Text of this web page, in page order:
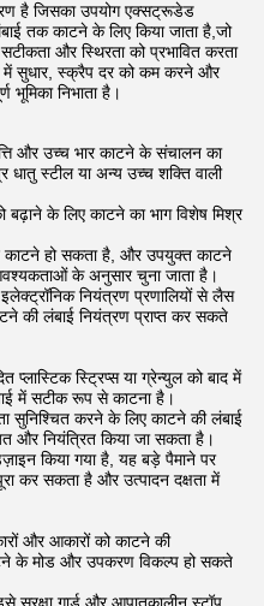
है जिसका उपयोग एक्सट्रूडेड
तक काटने के लिए किया जाता है,जो
और स्थिरता को प्रभावित करता
में सुधार, स्क्रैप दर को कम करने और
भूमिका निभाता है।
और उच्च भार काटने के संचालन का
धातु स्टील या अन्य उच्च शक्ति वाली
बढ़ाने के लिए काटने का भाग विशेष मिश्र
काटने हो सकता है, और उपयुक्त काटने
के अनुसार चुना जाता है।
नियंत्रण प्रणालियों से लैस
की लंबाई नियंत्रण प्राप्त कर सकते
प्लास्टिक स्ट्रिप्स या ग्रेन्युल को बाद में
में सटीक रूप से काटना है।
सुनिश्चित करने के लिए काटने की लंबाई
और नियंत्रित किया जा सकता है।
किया गया है, यह बड़े पैमाने पर
कर सकता है और उत्पादन दक्षता में
और आकारों को काटने की
के मोड और उपकरण विकल्प हो सकते